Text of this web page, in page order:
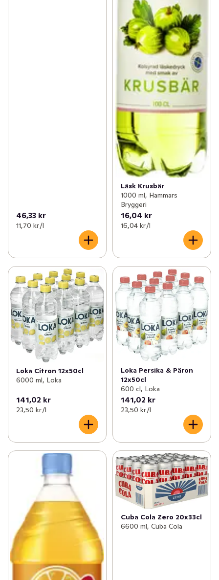
46,33 kr
11,70 kr /l
Läsk Krusbär
1000 ml, Hammars
Bryggeri
16,04 kr
16,04 kr /l
Loka Citron 12x50cl
6000 ml, Loka
141,02 kr
23,50 kr /l
Loka Persika & Päron
12x50cl
600 cl, Loka
141,02 kr
23,50 kr /l
Cuba Cola Zero 20x33cl
6600 ml, Cuba Cola